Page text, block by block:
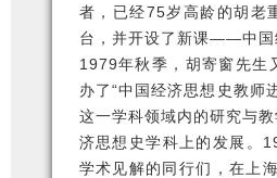
者，已经75岁高龄的胡老
台，并开设了新课——中国
1979年秋季，胡寄窗先生
办了“中国经济思想史教师
这一学科领域内的研究与
济思想史学科上的发展。
学术见解的同行们，在上